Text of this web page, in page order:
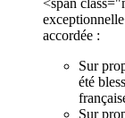
<span
accordée :
Sur
été
Sur